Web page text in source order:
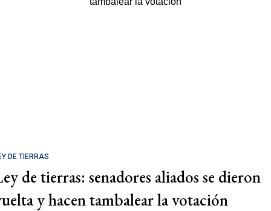
DE TIERRAS
de tierras: senadores aliados se dieron
y hacen tambalear la votación